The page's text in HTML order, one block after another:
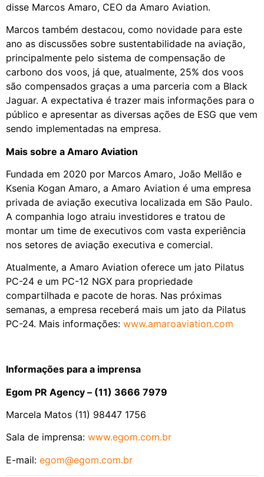
disse Marcos Amaro, CEO da Amaro Aviation.
Marcos também destacou, como novidade para este
ano as discussões sobre sustentabilidade na aviação,
principalmente pelo sistema de compensação de
carbono dos voos, já que, atualmente, 25% dos voos
são compensados graças a uma parceria com a Black
Jaguar. A expectativa é trazer mais informações para o
público e apresentar as diversas ações de ESG que vem
sendo implementadas na empresa.
Mais sobre a Amaro Aviation
Fundada em 2020 por Marcos Amaro, João Mellão e
Ksenia Kogan Amaro, a Amaro Aviation é uma empresa
privada de aviação executiva localizada em São Paulo.
A companhia logo atraiu investidores e tratou de
montar um time de executivos com vasta experiência
nos setores de aviação executiva e comercial.
Atualmente, a Amaro Aviation oferece um jato Pilatus
PC-24 e um PC-12 NGX para propriedade
compartilhada e pacote de horas. Nas próximas
semanas, a empresa receberá mais um jato da Pilatus
PC-24. Mais informações: www.amaroaviation.com
Informações para a imprensa
Egom PR Agency – (11) 3666 7979
Marcela Matos (11) 98447 1756
Sala de imprensa: www.egom.com.br
E-mail: egom@egom.com.br